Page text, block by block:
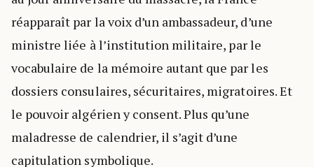
réapparaît par la voix d’un ambassadeur, d’une
ministre liée à l’institution militaire, par le
vocabulaire de la mémoire autant que par les
dossiers consulaires, sécuritaires, migratoires. Et
le pouvoir algérien y consent. Plus qu’une
maladresse de calendrier, il s’agit d’une
capitulation symbolique.